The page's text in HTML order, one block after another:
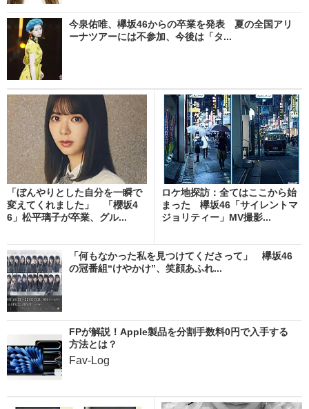
今泉佑唯、欅坂46からの卒業を発表 夏の全国アリ
ーナツアーには不参加、今後は「タ...
「ぼんやりとした自分を一瞬で
変えてくれました」 「櫻坂4
6」松平璃子が卒業、グル...
ロケ地探訪：全てはここから始
まった 欅坂46「サイレントマ
ジョリティー」MV撮影...
「何もなかった私を見つけてくださって」 欅坂46
の冠番組“けやかけ”、笑顔あふれ...
FPが解説！Apple製品を分割手数料0円で入手する
方法とは？
Fav-Log